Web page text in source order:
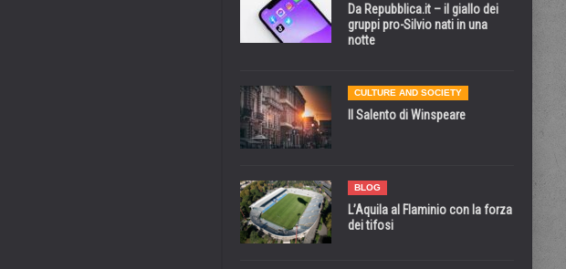
Da Repubblica.it – il giallo dei
gruppi pro-Silvio nati in una
notte
CULTURE AND SOCIETY
Il Salento di Winspeare
BLOG
L’Aquila al Flaminio con la forza
dei tifosi